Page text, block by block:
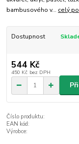
bambusového v... celý
Dostupnost
544 Kč
450 Kč bez DPH
Číslo produktu:
EAN kód:
Výrobce: